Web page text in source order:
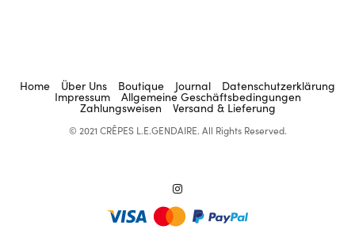
Home Über Uns Boutique Journal Datenschutzerklärung
Impressum Allgemeine Geschäftsbedingungen
Zahlungsweisen Versand & Lieferung
© 2021 CRÊPES L.E.GENDAIRE. All Rights Reserved.